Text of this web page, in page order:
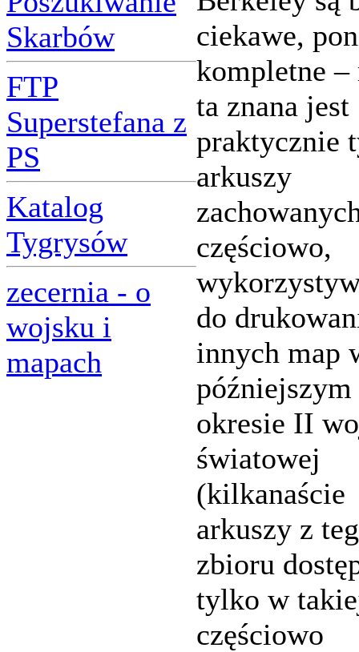
Skarbów
FTP
Superstefana z
PS
Katalog
Tygrysów
zecernia - o
wojsku i
mapach
ciekawe,
kompletne –
ta znana jest
praktycznie
arkuszy
częściowo,
do
innych map
późniejszym
okresie II
światowej
(kilkanaście
arkuszy z
zbioru
tylko w
częściowo